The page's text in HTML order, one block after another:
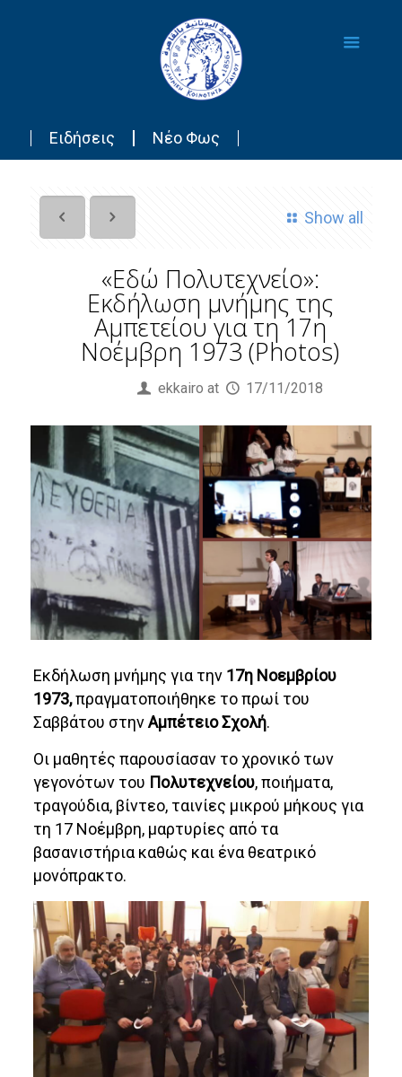
Ειδήσεις Νέο Φως
Show all
«Εδώ Πολυτεχνείο»:
Εκδήλωση μνήμης της
Αμπετείου για τη 17η
Νοέμβρη 1973 (Photos)
ekkairo at 17/11/2018
Εκδήλωση μνήμης για την 17η Νοεμβρίου
1973,πραγματοποιήθηκε το πρωί του
Σαββάτου στηνΑμπέτειο Σχολή.
Οι μαθητές παρουσίασαν το χρονικό των
γεγονότων του Πολυτεχνείου, ποιήματα,
τραγούδια, βίντεο, ταινίες μικρού μήκους για
τη 17 Νοέμβρη, μαρτυρίες από τα
βασανιστήρια καθώς και ένα θεατρικό
μονόπρακτο.